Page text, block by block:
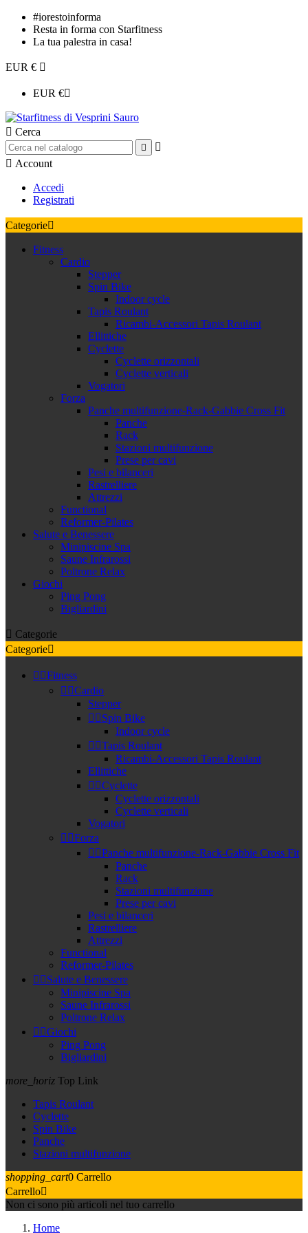
#iorestoinforma
Resta in forma con Starfitness
La tua palestra in casa!
EUR € 
EUR €
 Cerca


 Account
Accedi
Registrati
Categorie
Fitness
Cardio
Stepper
Spin Bike
Indoor cycle
Tapis Roulant
Ricambi-Accessori Tapis Roulant
Ellittiche
Cyclette
Cyclette orizzontali
Cyclette verticali
Vogatori
Forza
Panche multifunzione-Rack-Gabbie Cross Fit
Panche
Rack
Stazioni multifunzione
Prese per cavi
Pesi e bilanceri
Rastrelliere
Attrezzi
Functional
Reformer-Pilates
Salute e Benessere
Minipiscine Spa
Saune Infrarossi
Poltrone Relax
Giochi
Ping Pong
Bigliardini
 Categorie
Categorie
 Fitness
 Cardio
Stepper
 Spin Bike
Indoor cycle
 Tapis Roulant
Ricambi-Accessori Tapis Roulant
Ellittiche
 Cyclette
Cyclette orizzontali
Cyclette verticali
Vogatori
 Forza
 Panche multifunzione-Rack-Gabbie Cross Fit
Panche
Rack
Stazioni multifunzione
Prese per cavi
Pesi e bilanceri
Rastrelliere
Attrezzi
Functional
Reformer-Pilates
 Salute e Benessere
Minipiscine Spa
Saune Infrarossi
Poltrone Relax
 Giochi
Ping Pong
Bigliardini
more_horiz Top Link
Tapis Roulant
Cyclette
Spin Bike
Panche
Stazioni multifunzione
shopping_cart0 Carrello
Carrello
Non ci sono più articoli nel tuo carrello
Home